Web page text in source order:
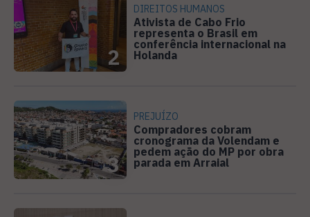
2
DIREITOS HUMANOS
Ativista de Cabo Frio
representa o Brasil em
conferência internacional na
Holanda
3
PREJUÍZO
Compradores cobram
cronograma da Volendam e
pedem ação do MP por obra
parada em Arraial